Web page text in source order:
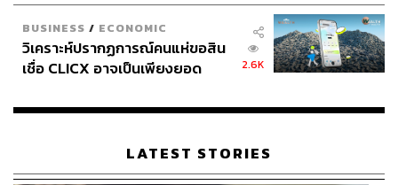
BUSINESS / ECONOMIC
วิเคราะห์ปรากฏการณ์คนแห่ขอสิน
เชื่อ CLICX อาจเป็นเพียงยอด
เรือนไทยที่ถูกซุกไว้
2.6K
LATEST STORIES